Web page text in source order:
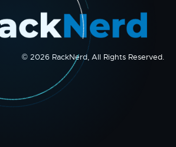
© 2026 RackNerd, All Rights Reserved.